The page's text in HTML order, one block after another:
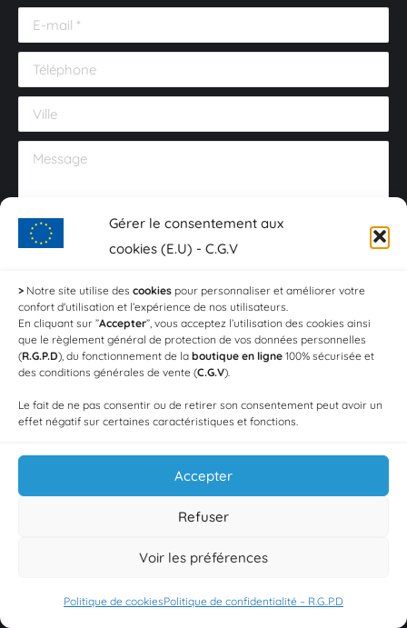
Gérer le consentement aux
cookies (E.U) - C.G.V
> Notre site utilise des cookies pour personnaliser et améliorer votre
confort d'utilisation et l’expérience de nos utilisateurs.
En cliquant sur ”Accepter”, vous acceptez l’utilisation des cookies ainsi
que le règlement général de protection de vos données personnelles
(R.G.P.D), du fonctionnement de la boutique en ligne 100% sécurisée et
des conditions générales de vente (C.G.V).
Le fait de ne pas consentir ou de retirer son consentement peut avoir un
effet négatif sur certaines caractéristiques et fonctions.
Accepter
Refuser
Voir les préférences
Politique de cookiesPolitique de confidentialité – R.G..P.D
E-mail *
Téléphone
Ville
Message
En utilisant ce formulaire, vous acceptez le stockage et le
traitement de vos données par ce site Web.
Envoyer
Produits
36 escargots de Bourgogne extra gros (La